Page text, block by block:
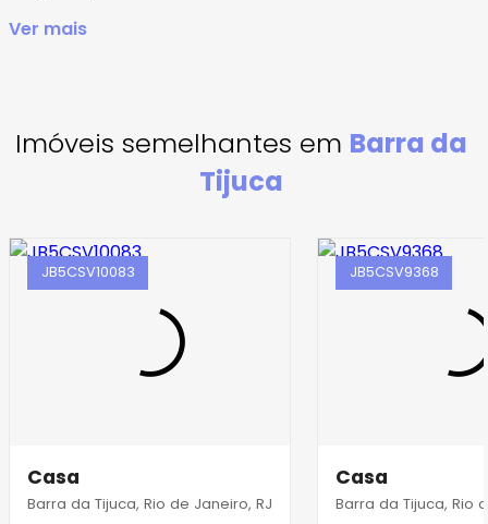
Ver mais
Imóveis semelhantes em Barra da
Tijuca
JB5CSV10083
Casa
Barra da Tijuca, Rio de Janeiro, RJ
JB5CSV9368
Casa
Barra da Tijuca, Rio